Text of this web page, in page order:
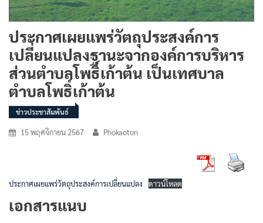
ประกาศเผยแพร่วัตถุประสงค์การ
เปลี่ยนแปลงฐานะจากองค์การบริหาร
ส่วนตำบลโพธิ์เก้าต้น เป็นเทศบาล
ตำบลโพธิ์เก้าต้น
ข่าวประชาสัมพันธ์
15 พฤศจิกายน 2567 Phokaoton
ประกาศเผยแพร่วัตถุประสงค์การเปลี่ยนแปลง ดาวน์โหลด
เอกสารแนบ